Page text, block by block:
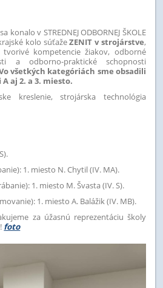
konalo v STREDNEJ ODBORNEJ ŠKOLE
krajské kolo súťažeZENIT v strojárstve,
kompetencie žiakov, odborné
a odborno-praktické schopnosti
všetkých kategóriách sme obsadili
aj 2. a 3. miesto.
kreslenie, strojárska technológia
1. miesto N. Chytil (IV. MA).
1. miesto M. Švasta (IV. S).
1. miesto A. Balážik (IV. MB).
za úžasnú reprezentáciu školy
foto